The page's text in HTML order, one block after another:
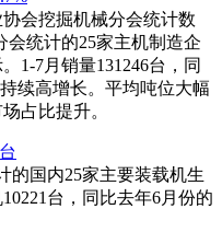
会挖掘机械分会统计数
会统计的25家主机制造企
1-7月销量131246台，同
续高增长。平均吨位大幅
占比提升。
的国内25家主要装载机生
台，同比去年6月份的